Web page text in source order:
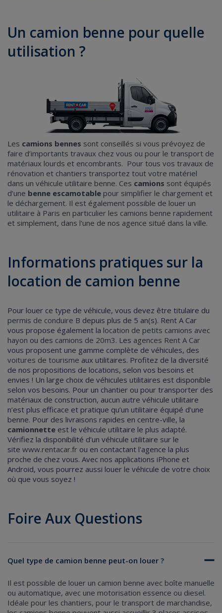
Un camion benne pour quelle
utilisation ?
Les camions bennes sont conseillés si vous prévoyez de
faire d’importants travaux chez vous ou pour le transport de
matériaux lourds et encombrants. Pour tous vos travaux de
rénovation et chantiers transportez tout votre matériel
dans un véhicule utilitaire benne. Ces camions sont équipés
d’une benne escamotable pour simplifier le chargement et
le déchargement. Il est également possible de louer un
utilitaire à Paris en particulier les camions benne rapidement
et simplement, dans l'une de nos agence situé dans la ville.
Informations pratiques sur la
location de camion benne
Pour louer ce type de véhicule, vous devez être titulaire du
permis de conduire B depuis plus de 5 an(s). Rent A Car
vous propose également la location de petits camions avec
hayon ou des camions de 20m3. Les agences Rent A Car
vous proposent une gamme complète de véhicules, des
voitures de tourisme aux utilitaires. Profitez de la diversité
de nos propositions de locations, selon vos besoins et
envies ! Un large choix de véhicules utilitaires est disponible
selon vos besoins. Pour un chantier ou pour transporter des
matériaux de construction, aucun autre véhicule utilitaire
n’est plus efficace et pratique qu’un utilitaire équipé d’une
benne. Pour des livraisons rapides en centre-ville, la
camionnette est le véhicule utilitaire le plus adapté.
Vérifiez la disponibilité d’un véhicule utilitaire sur le
site www.rentacar.fr ou en contactant l'agence la plus
proche de chez vous. Avec nos applications iPhone et
Android, vous pourrez aussi louer le véhicule de votre choix
où que vous soyez !
Foire Aux Questions
Quel type de camion benne peut-on louer ?
Il est possible de louer un camion benne avec boîte manuelle
ou automatique, avec une motorisation essence ou diesel.
Idéale pour les chantiers, pour le transport de marchandise,